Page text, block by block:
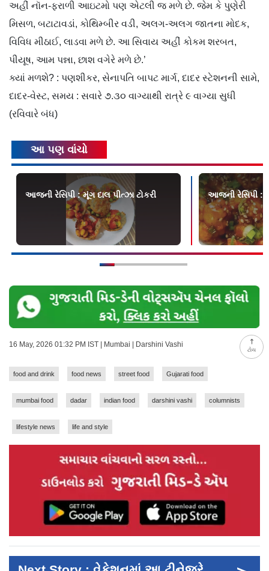
ટોચ
અહીં નૉન-ફરાળી આઇટમો પણ એટલી જ મળે છે. જેમ કે પુણેરી
મિસળ, બટાટાવડાં, કો​થિમ્બીર વડી, અલગ-અલગ જાતના મોદક,
વિવિધ મીઠાઈ, લાડવા મળે છે. આ સિવાય અહીં કોકમ શરબત,
પીયૂષ, આમ પન્ના, છાશ વગેરે મળે છે.’
ક્યાં મળશે? : પણશીકર, સેનાપતિ બાપટ માર્ગ, દાદર સ્ટેશનની સામે,
દાદર-વેસ્ટ, સમય : સવારે ૭.૩૦ વાગ્યાથી રાત્રે ૯ વાગ્યા સુધી
(રવિવારે બંધ)
આ પણ વાંચો
આજની રેસિપી : મૂંગ દાલ પીત્ઝા ટોકરી આજની રેસિપી :
16 May, 2026 01:32 PM IST | Mumbai | Darshini Vashi
food and drink food news street food Gujarati food
mumbai food dadar indian food darshini vashi columnists
lifestyle news life and style